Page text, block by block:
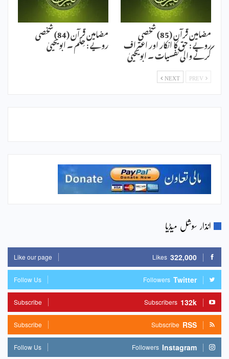
مضامین قرآن (85) شخصی
رویے : حق کا انکار اور اعتراف
کرنے والی نفسیات ۔ ابویحییٰ
مضامین قرآن (84) شخصی
رویے : حِلم ۔ ابویحییٰ
NEXT
انذار سوشل میڈیا
322,000
Likes
Like our page
Twitter
Followers
Follow Us
132k
Subscribers
Subscribe
RSS
Subscribe
Subscribe
Instagram
Followers
Follow Us